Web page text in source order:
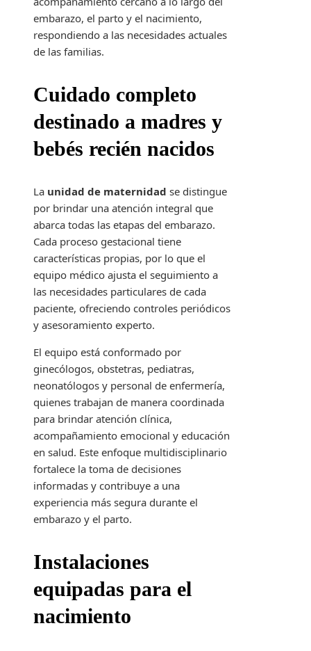
embarazo, el parto y el nacimiento,
respondiendo a las necesidades actuales
de las familias.
Cuidado completo
destinado a madres y
bebés recién nacidos
La unidad de maternidad se distingue
por brindar una atención integral que
abarca todas las etapas del embarazo.
Cada proceso gestacional tiene
características propias, por lo que el
equipo médico ajusta el seguimiento a
las necesidades particulares de cada
paciente, ofreciendo controles periódicos
y asesoramiento experto.
El equipo está conformado por
ginecólogos, obstetras, pediatras,
neonatólogos y personal de enfermería,
quienes trabajan de manera coordinada
para brindar atención clínica,
acompañamiento emocional y educación
en salud. Este enfoque multidisciplinario
fortalece la toma de decisiones
informadas y contribuye a una
experiencia más segura durante el
embarazo y el parto.
Instalaciones
equipadas para el
nacimiento